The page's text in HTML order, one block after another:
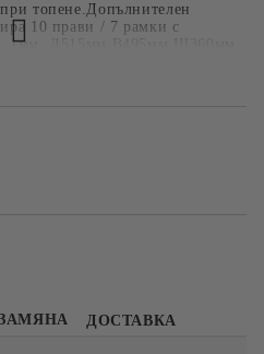
топене.Допълнителен
10 прави / 7 рамки с
, 1мм, Д515мм В495мм Ш360мм
ДОСТАВКА